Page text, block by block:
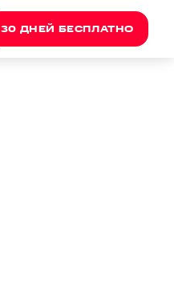
30 ДНЕЙ БЕСПЛАТНО